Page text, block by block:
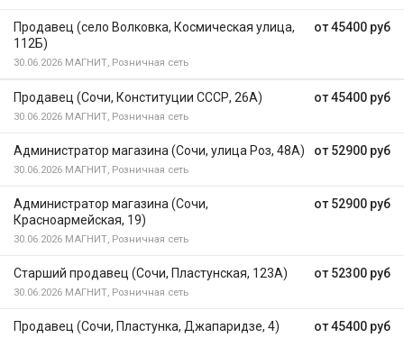
от 45400 руб
Продавец (село Волковка, Космическая улица,
112Б)
30.06.2026 МАГНИТ, Розничная сеть
от 45400 руб
Продавец (Сочи, Конституции СССР, 26А)
30.06.2026 МАГНИТ, Розничная сеть
от 52900 руб
Администратор магазина (Сочи, улица Роз, 48А)
30.06.2026 МАГНИТ, Розничная сеть
от 52900 руб
Администратор магазина (Сочи,
Красноармейская, 19)
30.06.2026 МАГНИТ, Розничная сеть
от 52300 руб
Старший продавец (Сочи, Пластунская, 123А)
30.06.2026 МАГНИТ, Розничная сеть
от 45400 руб
Продавец (Сочи, Пластунка, Джапаридзе, 4)